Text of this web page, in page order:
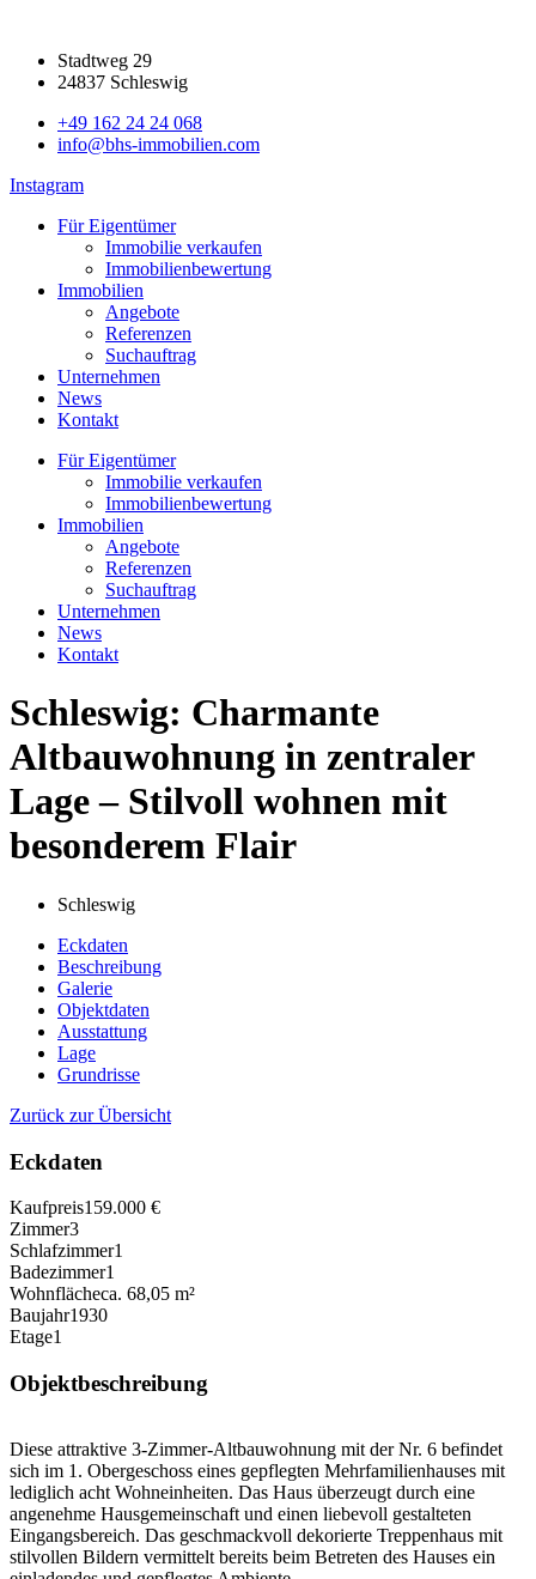
springenStadtweg 29
24837 Schleswig
+49 162 24 24 068
info@bhs-immobilien.com
Instagram
Für Eigentümer
Immobilie verkaufen
Immobilienbewertung
Immobilien
Angebote
Referenzen
Suchauftrag
Unternehmen
News
Kontakt
Für Eigentümer
Immobilie verkaufen
Immobilienbewertung
Immobilien
Angebote
Referenzen
Suchauftrag
Unternehmen
News
Kontakt
Schleswig: Charmante
Altbauwohnung in zentraler
Lage – Stilvoll wohnen mit
besonderem Flair
Schleswig
Eckdaten
Beschreibung
Galerie
Objektdaten
Ausstattung
Lage
Grundrisse
Zurück zur Übersicht
Eckdaten
Kaufpreis159.000 €
Zimmer3
Schlafzimmer1
Badezimmer1
Wohnflächeca. 68,05 m²
Baujahr1930
Etage1
Objektbeschreibung
Diese attraktive 3-Zimmer-Altbauwohnung mit der Nr. 6 befindet
sich im 1. Obergeschoss eines gepflegten Mehrfamilienhauses mit
lediglich acht Wohneinheiten. Das Haus überzeugt durch eine
angenehme Hausgemeinschaft und einen liebevoll gestalteten
Eingangsbereich. Das geschmackvoll dekorierte Treppenhaus mit
stilvollen Bildern vermittelt bereits beim Betreten des Hauses ein